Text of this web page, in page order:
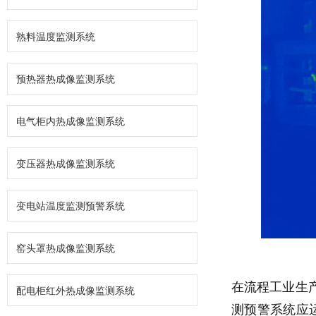
熟料温度监测系统
预热器热成像监测系统
电气柜内热成像监测系统
变压器热成像监测系统
变电站温度监测预警系统
窑头罩热成像监测系统
配电柜红外热成像监测系统
在流程工业生
测预警系统应